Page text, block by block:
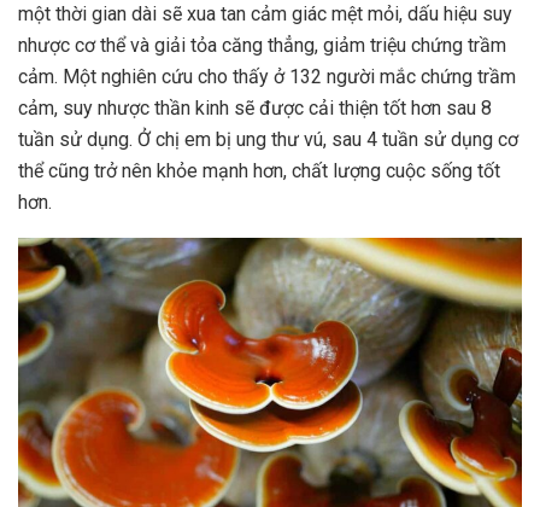
một thời gian dài sẽ xua tan cảm giác mệt mỏi, dấu hiệu suy
nhược cơ thể và giải tỏa căng thẳng, giảm triệu chứng trầm
cảm. Một nghiên cứu cho thấy ở 132 người mắc chứng trầm
cảm, suy nhược thần kinh sẽ được cải thiện tốt hơn sau 8
tuần sử dụng. Ở chị em bị ung thư vú, sau 4 tuần sử dụng cơ
thể cũng trở nên khỏe mạnh hơn, chất lượng cuộc sống tốt
hơn.